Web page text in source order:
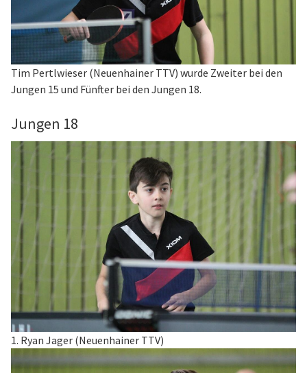
Tim Pertlwieser (Neuenhainer TTV) wurde Zweiter bei den
Jungen 15 und Fünfter bei den Jungen 18.
Jungen 18
1. Ryan Jager (Neuenhainer TTV)